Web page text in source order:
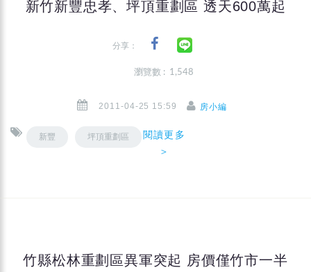
新竹新豐忠孝、坪頂重劃區 透天600萬起
分享：
瀏覽數 : 1,548
2011-04-25 15:59 房小編
新豐 坪頂重劃區
閱讀更多
＞
竹縣松林重劃區異軍突起 房價僅竹市一半